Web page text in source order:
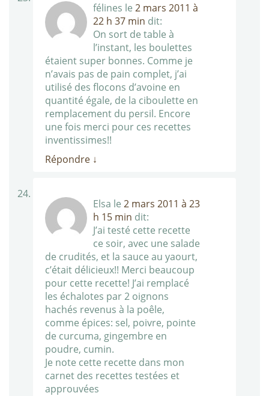
félines le 2 mars 2011 à
22 h 37 min dit:
On sort de table à
l’instant, les boulettes
étaient super bonnes. Comme je
n’avais pas de pain complet, j’ai
utilisé des flocons d’avoine en
quantité égale, de la ciboulette en
remplacement du persil. Encore
une fois merci pour ces recettes
inventissimes!!
Répondre ↓
Elsa le 2 mars 2011 à 23
h 15 min dit:
J’ai testé cette recette
ce soir, avec une salade
de crudités, et la sauce au yaourt,
c’était délicieux!! Merci beaucoup
pour cette recette! J’ai remplacé
les échalotes par 2 oignons
hachés revenus à la poêle,
comme épices: sel, poivre, pointe
de curcuma, gingembre en
poudre, cumin.
Je note cette recette dans mon
carnet des recettes testées et
approuvées